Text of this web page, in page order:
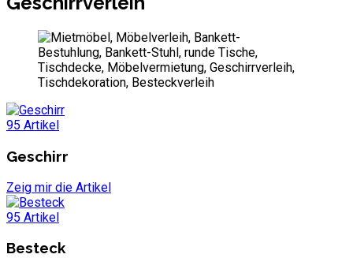
95 Artikel
Geschirr
Zeig mir die Artikel
95 Artikel
Besteck